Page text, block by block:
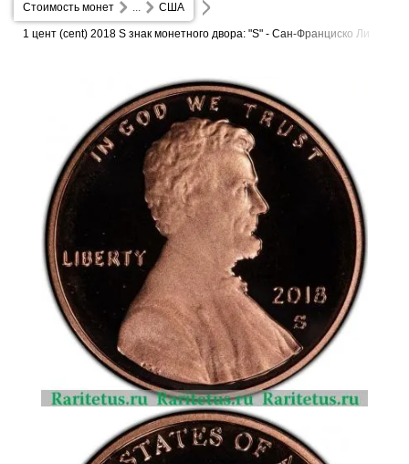
Стоимость монет США
...
1 цент (cent) 2018 S знак монетного двора: "S" - Сан-Франциско Ли